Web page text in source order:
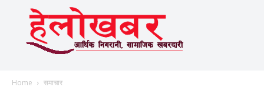
Home समाचार